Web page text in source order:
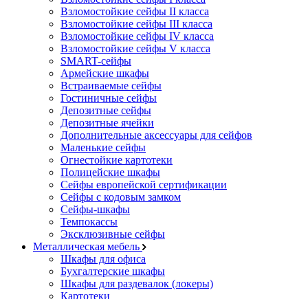
Взломостойкие сейфы II класса
Взломостойкие сейфы III класса
Взломостойкие сейфы IV класса
Взломостойкие сейфы V класса
SMART-сейфы
Армейские шкафы
Встраиваемые сейфы
Гостиничные сейфы
Депозитные сейфы
Депозитные ячейки
Дополнительные аксессуары для сейфов
Маленькие сейфы
Огнестойкие картотеки
Полицейские шкафы
Сейфы европейской сертификации
Сейфы с кодовым замком
Сейфы-шкафы
Темпокассы
Эксклюзивные сейфы
Металлическая мебель
Шкафы для офиса
Бухгалтерские шкафы
Шкафы для раздевалок (локеры)
Картотеки